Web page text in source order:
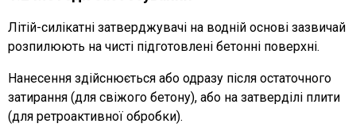
Літій-силікатні затверджувачі на водній основі зазвичай
розпилюють на чисті підготовлені бетонні поверхні.
Нанесення здійснюється або одразу після остаточного
затирання (для свіжого бетону), або на затверділі плити
(для ретроактивної обробки).